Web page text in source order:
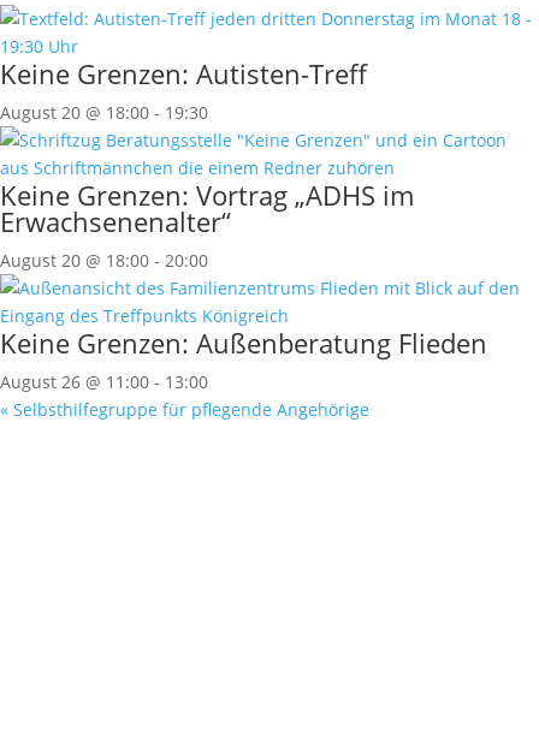
Keine Grenzen: Autisten-Treff
August 20 @ 18:00 - 19:30
Keine Grenzen: Vortrag „ADHS im
Erwachsenenalter“
August 20 @ 18:00 - 20:00
Keine Grenzen: Außenberatung Flieden
August 26 @ 11:00 - 13:00
« Selbsthilfegruppe für pflegende Angehörige